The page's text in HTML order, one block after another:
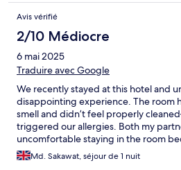
arranged a shuttle to and from the
tour shuttle. The location was ideal,
the city while having a peaceful
the day. I can’t recommend HOTEL
enough—this was truly a five-star
return!
Avis vérifié
2/10 Médiocre
6 mai 2025
Traduire avec Google
We recently stayed at this hotel and
disappointing experience. The room
smell and didn’t feel properly
triggered our allergies. Both my
uncomfortable staying in the room
at reception was very kind and
the room made the stay not worth the
Md. Sakawat, séjour de 1 nuit